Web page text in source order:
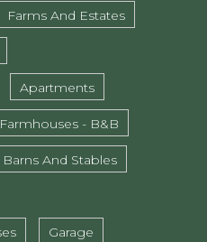
Farms And Estates
Apartments
Farmhouses - B&B
Barns And Stables
Garage